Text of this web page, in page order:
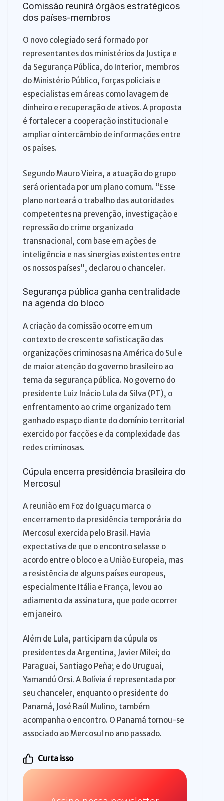
Comissão reunirá órgãos estratégicos
dos países-membros
O novo colegiado será formado por
representantes dos ministérios da Justiça e
da Segurança Pública, do Interior, membros
do Ministério Público, forças policiais e
especialistas em áreas como lavagem de
dinheiro e recuperação de ativos. A proposta
é fortalecer a cooperação institucional e
ampliar o intercâmbio de informações entre
os países.
Segundo Mauro Vieira, a atuação do grupo
será orientada por um plano comum. “Esse
plano norteará o trabalho das autoridades
competentes na prevenção, investigação e
repressão do crime organizado
transnacional, com base em ações de
inteligência e nas sinergias existentes entre
os nossos países”, declarou o chanceler.
Segurança pública ganha centralidade
na agenda do bloco
A criação da comissão ocorre em um
contexto de crescente sofisticação das
organizações criminosas na América do Sul e
de maior atenção do governo brasileiro ao
tema da segurança pública. No governo do
presidente Luiz Inácio Lula da Silva (PT), o
enfrentamento ao crime organizado tem
ganhado espaço diante do domínio territorial
exercido por facções e da complexidade das
redes criminosas.
Cúpula encerra presidência brasileira do
Mercosul
A reunião em Foz do Iguaçu marca o
encerramento da presidência temporária do
Mercosul exercida pelo Brasil. Havia
expectativa de que o encontro selasse o
acordo entre o bloco e a União Europeia, mas
a resistência de alguns países europeus,
especialmente Itália e França, levou ao
adiamento da assinatura, que pode ocorrer
em janeiro.
Além de Lula, participam da cúpula os
presidentes da Argentina, Javier Milei; do
Paraguai, Santiago Peña; e do Uruguai,
Yamandú Orsi. A Bolívia é representada por
seu chanceler, enquanto o presidente do
Panamá, José Raúl Mulino, também
acompanha o encontro. O Panamá tornou-se
associado ao Mercosul no ano passado.
Curta isso